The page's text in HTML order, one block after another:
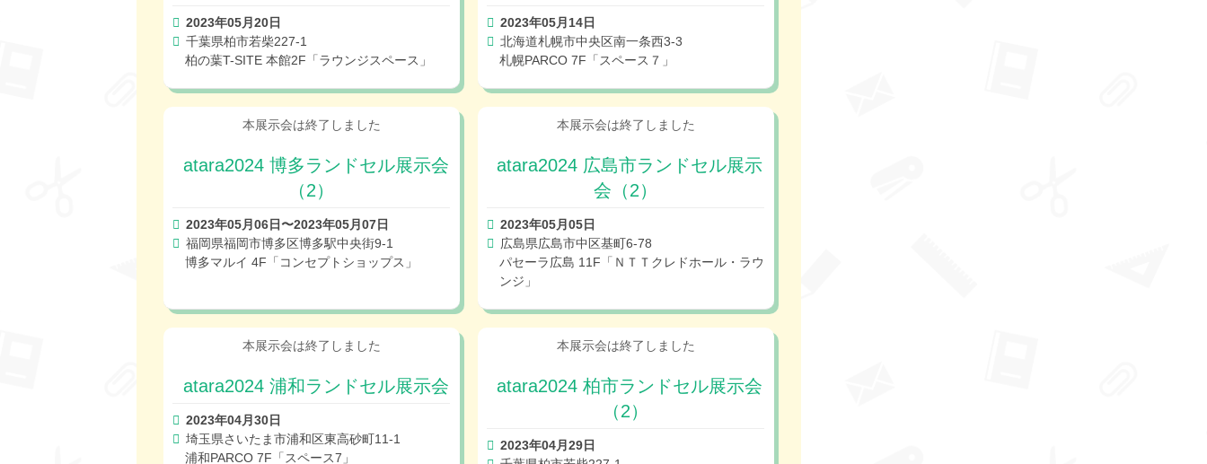
2023年05月20日
千葉県柏市若柴227-1
柏の葉T-SITE 本館2F「ラウンジスペース」
2023年05月14日
北海道札幌市中央区南一条西3-3
札幌PARCO 7F「スペース７」
atara2024 博多ランドセル展示会
（2）
2023年05月06日〜2023年05月07日
福岡県福岡市博多区博多駅中央街9-1
博多マルイ 4F「コンセプトショップス」
atara2024 広島市ランドセル展示
会（2）
2023年05月05日
広島県広島市中区基町6-78
パセーラ広島 11F「ＮＴＴクレドホール・ラウ
ンジ」
atara2024 浦和ランドセル展示会
2023年04月30日
埼玉県さいたま市浦和区東高砂町11-1
浦和PARCO 7F「スペース7」
atara2024 柏市ランドセル展示会
（2）
2023年04月29日